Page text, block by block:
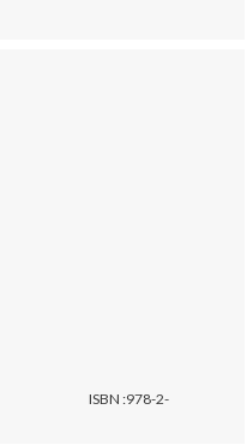
ISBN :978-2-